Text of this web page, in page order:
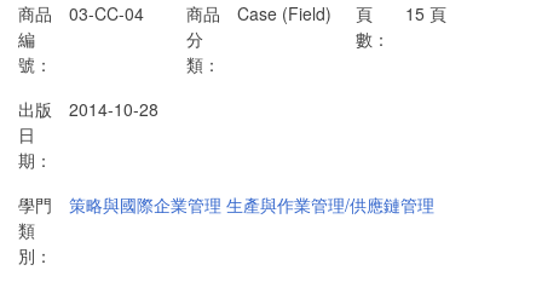
商品
編
號：
03-CC-04
商品
分
類：
Case (Field)
頁
數：
15 頁
出版
日
期：
2014-10-28
學門
類
別：
策略與國際企業管理 生產與作業管理/供應鏈管理